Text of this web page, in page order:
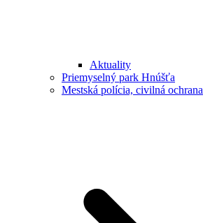
Aktuality
Priemyselný park Hnúšťa
Mestská polícia, civilná ochrana